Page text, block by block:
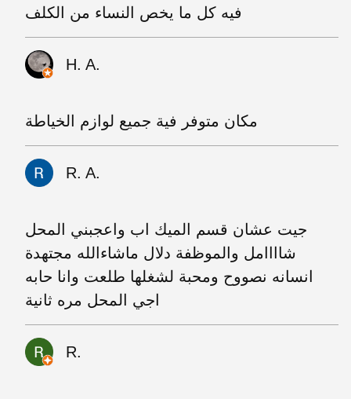
فيه كل ما يخص النساء من الكلف
H. A.
مكان متوفر فية جميع لوازم الخياطة
R. A.
جيت عشان قسم الميك اب واعجبني المحل
شاااامل والموظفة دلال ماشاءالله مجتهدة
انسانه نصووح ومحبة لشغلها طلعت وانا حابه
اجي المحل مره ثانية
R.